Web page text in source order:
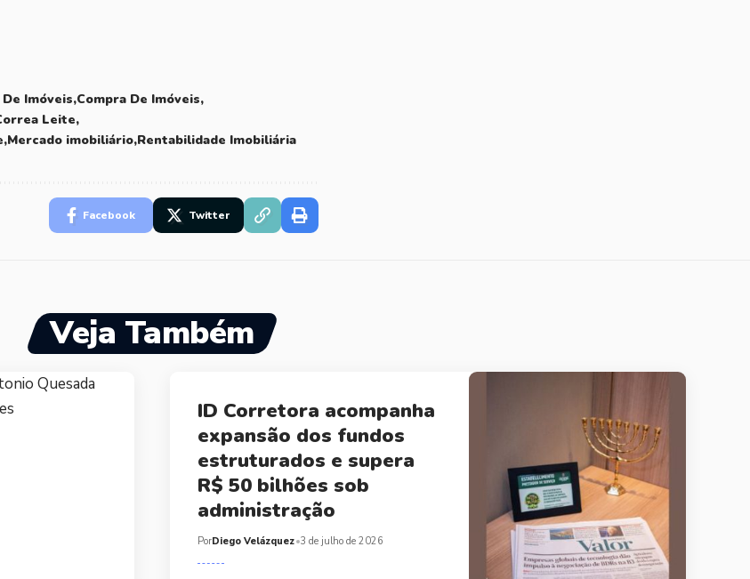
Imóveis Compra De Imóveis
Leite
Mercado imobiliário Rentabilidade Imobiliária
Facebook Twitter
Veja Também
ID Corretora acompanha
expansão dos fundos
estruturados e supera
R$ 50 bilhões sob
administração
PorDiego Velázquez 3 de julho de 2026